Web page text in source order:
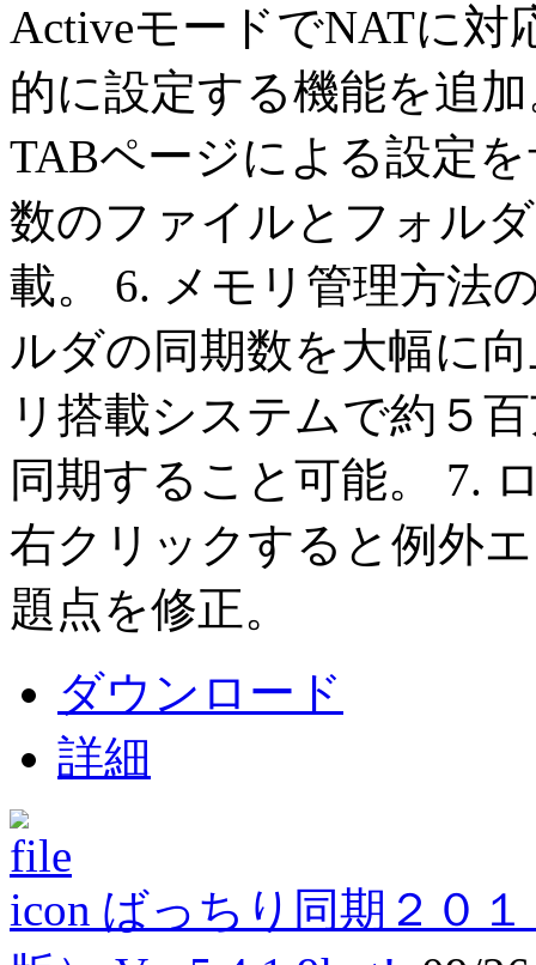
ActiveモードでNATに対
的に設定する機能を追
TABページによる設定
数のファイルとフォル
載。 6. メモリ管理方法
ルダの同期数を大幅に
リ搭載システムで約５
同期すること可能。 7.
右クリックすると例外
題点を修正。
ダウンロード
詳細
ばっちり同期２０